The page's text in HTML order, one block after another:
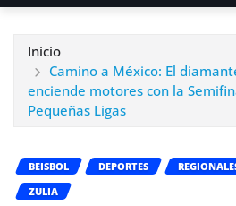
Inicio
Camino a México: El
enciende motores con la
Pequeñas Ligas
BEISBOL DEPORTES
ZULIA